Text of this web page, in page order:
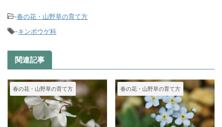
-春の花・山野草の育て方
-キンポウゲ科
関連記事
春の花・山野草の育て方 春の花・山野草の育て方